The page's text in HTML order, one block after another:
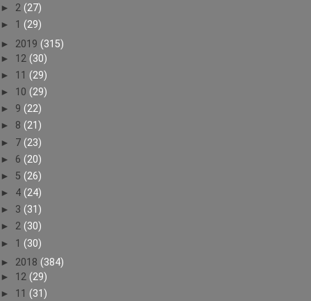
► 2 (27)
► 1 (29)
► 2019 (315)
► 12 (30)
► 11 (29)
► 10 (29)
► 9 (22)
► 8 (21)
► 7 (23)
► 6 (20)
► 5 (26)
► 4 (24)
► 3 (31)
► 2 (30)
► 1 (30)
► 2018 (384)
► 12 (29)
► 11 (31)